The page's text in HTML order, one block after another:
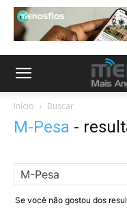
Início Buscar
M-Pesa -
Se você não gostou dos